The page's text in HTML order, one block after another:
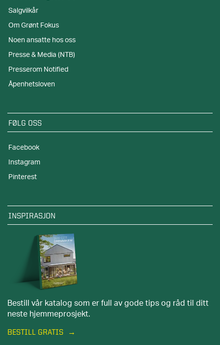
Salgvilkår
Om Grønt Fokus
Noen ansatte hos oss
Presse & Media (NTB)
Presserom Notified
Åpenhetsloven
FØLG OSS
Facebook
Instagram
Pinterest
INSPIRASJON
Bestill vår katalog som er full av gode tips og råd til ditt
neste hjemmeprosjekt.
BESTILL GRATIS